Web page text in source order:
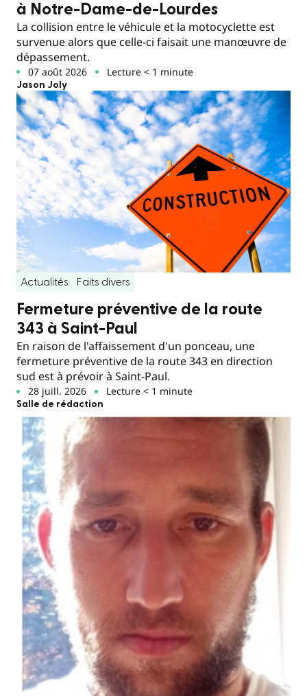
à Notre-Dame-de-Lourdes
La collision entre le véhicule et la motocyclette est
survenue alors que celle-ci faisait une manœuvre de
dépassement.
07 août 2026 Lecture < 1 minute
Jason Joly
Actualités Faits divers
Fermeture préventive de la route
343 à Saint-Paul
En raison de l'affaissement d'un ponceau, une
fermeture préventive de la route 343 en direction
sud est à prévoir à Saint-Paul.
28 juill. 2026 Lecture < 1 minute
Salle de rédaction